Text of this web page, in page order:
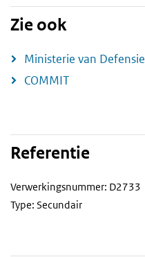
Zie ook
Ministerie van Defensie
COMMIT
Referentie
Verwerkingsnummer: D2733
Type: Secundair